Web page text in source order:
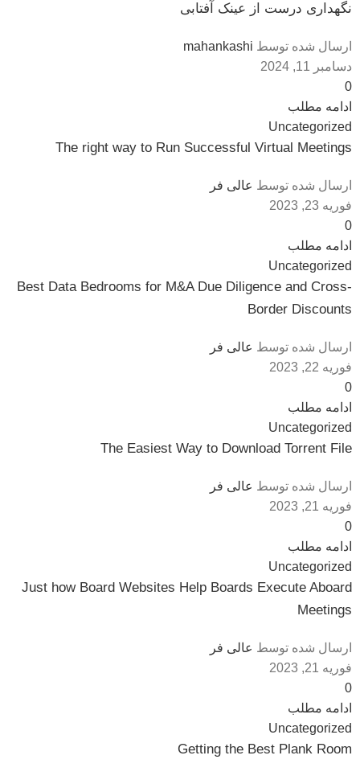
نگهداری درست از عینک آفتابی
ارسال شده توسط mahankashi
دسامبر 11, 2024
0
ادامه مطلب
Uncategorized
The right way to Run Successful Virtual Meetings
ارسال شده توسط عالی فر
فوریه 23, 2023
0
ادامه مطلب
Uncategorized
Best Data Bedrooms for M&A Due Diligence and Cross-
Border Discounts
ارسال شده توسط عالی فر
فوریه 22, 2023
0
ادامه مطلب
Uncategorized
The Easiest Way to Download Torrent File
ارسال شده توسط عالی فر
فوریه 21, 2023
0
ادامه مطلب
Uncategorized
Just how Board Websites Help Boards Execute Aboard
Meetings
ارسال شده توسط عالی فر
فوریه 21, 2023
0
ادامه مطلب
Uncategorized
Getting the Best Plank Room